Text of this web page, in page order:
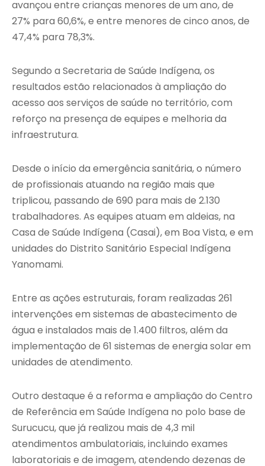
avançou entre crianças menores de um ano, de
27% para 60,6%, e entre menores de cinco anos, de
47,4% para 78,3%.
Segundo a Secretaria de Saúde Indígena, os
resultados estão relacionados à ampliação do
acesso aos serviços de saúde no território, com
reforço na presença de equipes e melhoria da
infraestrutura.
Desde o início da emergência sanitária, o número
de profissionais atuando na região mais que
triplicou, passando de 690 para mais de 2.130
trabalhadores. As equipes atuam em aldeias, na
Casa de Saúde Indígena (Casai), em Boa Vista, e em
unidades do Distrito Sanitário Especial Indígena
Yanomami.
Entre as ações estruturais, foram realizadas 261
intervenções em sistemas de abastecimento de
água e instalados mais de 1.400 filtros, além da
implementação de 61 sistemas de energia solar em
unidades de atendimento.
Outro destaque é a reforma e ampliação do Centro
de Referência em Saúde Indígena no polo base de
Surucucu, que já realizou mais de 4,3 mil
atendimentos ambulatoriais, incluindo exames
laboratoriais e de imagem, atendendo dezenas de